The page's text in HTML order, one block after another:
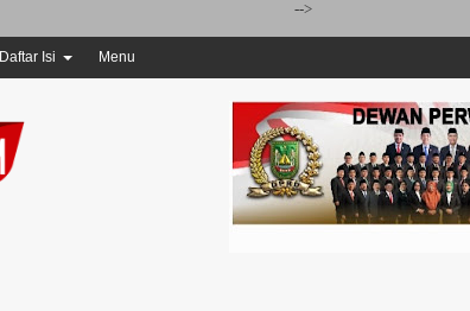
-->
Daftar Isi Menu